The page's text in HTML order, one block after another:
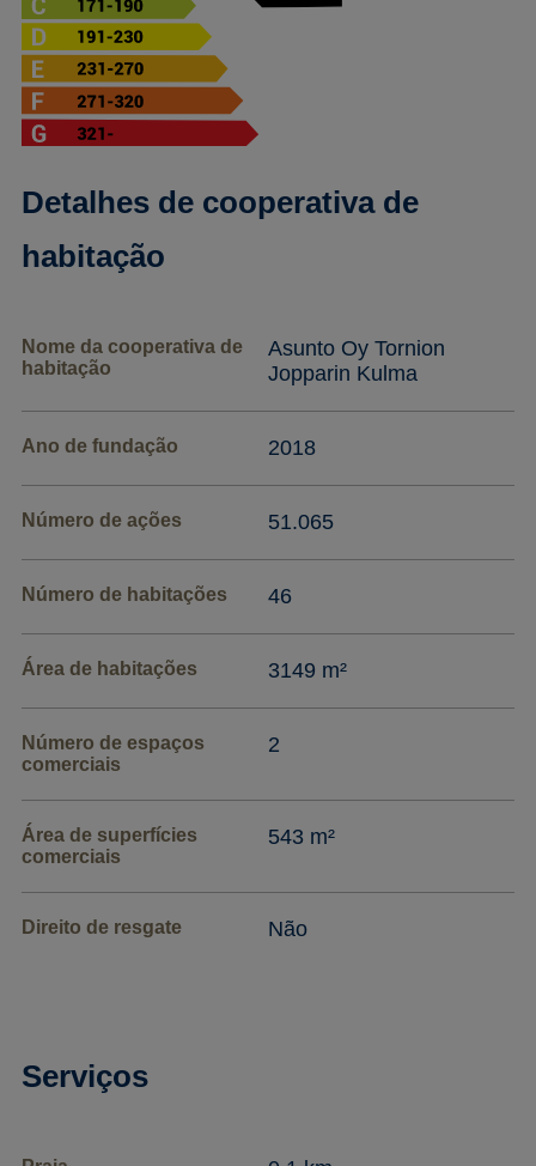
Detalhes de cooperativa de
habitação
Nome da cooperativa de
habitação
Asunto Oy Tornion
Jopparin Kulma
Ano de fundação 2018
Número de ações 51.065
Número de habitações 46
Área de habitações 3149 m²
Número de espaços
comerciais
2
Área de superfícies
comerciais
543 m²
Direito de resgate Não
Serviços